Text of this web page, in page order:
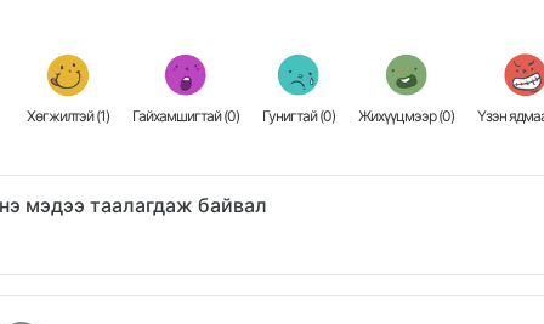
Хөгжилтэй (1) Гайхамшигтай (0) Гунигтай (0) Жихүүцмээр (0) Үзэн
мэдээ таалагдаж байвал